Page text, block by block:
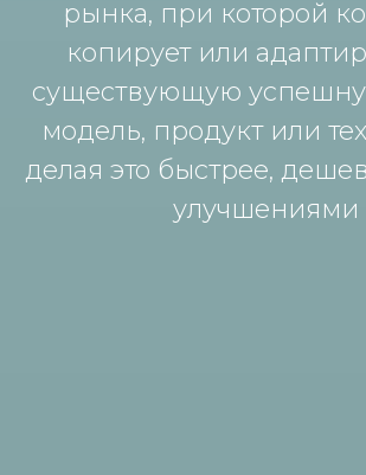
рынка, при которой
копирует или
существующую
модель, продукт или
делая это быстрее,
улучшениями